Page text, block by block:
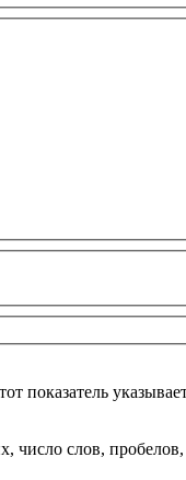
показатель
число слов,